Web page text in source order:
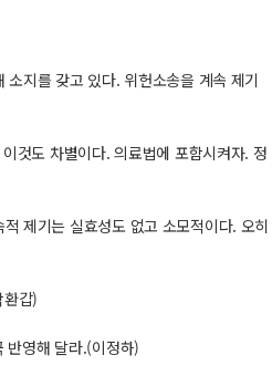
지를 갖고 있다. 위헌소송을 계속 제기
것도 차별이다. 의료법에 포함시켜자. 정
제기는 실효성도 없고 소모적이다. 오히
갑)
반영해 달라.(이정하)